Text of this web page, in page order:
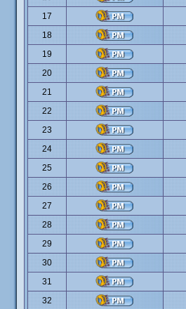
17
18
19
20
21
22
23
24
25
26
27
28
29
30
31
32